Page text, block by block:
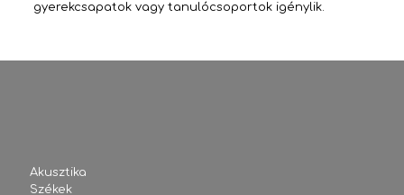
gyerekcsapatok vagy tanulócsoportok igénylik.
Akusztika
Székek